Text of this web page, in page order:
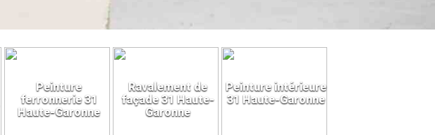
Peinture
ferronnerie 31
Haute-Garonne
Ravalement de
façade 31 Haute-
Garonne
Peinture intérieure
31 Haute-Garonne